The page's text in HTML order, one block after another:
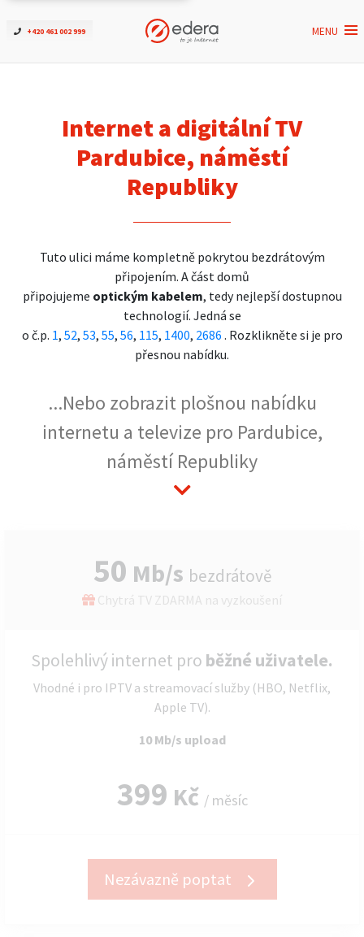
+420 461 002 999 MENU
Ověřit dostupnost
ČEZNET TV
Kontakt
Internet a digitální TV
Pardubice, náměstí
Republiky
Tuto ulici máme kompletně pokrytou bezdrátovým
připojením. A část domů
připojujeme optickým kabelem, tedy nejlepší dostupnou
technologií. Jedná se
o č.p. 1, 52, 53, 55, 56, 115, 1400, 2686 . Rozklikněte si je pro
přesnou nabídku.
...Nebo zobrazit plošnou nabídku
internetu a televize pro Pardubice,
náměstí Republiky
50 Mb/s bezdrátově
Chytrá TV ZDARMA na vyzkoušení
Spolehlivý internet pro běžné uživatele.
Vhodné i pro IPTV a streamovací služby (HBO, Netflix,
Apple TV).
10 Mb/s upload
399 Kč / měsíc
Nezávazně poptat